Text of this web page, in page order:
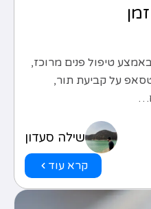
טיפול פנים מרוכז,
על קביעת תור,
קרא עוד
שילה סעדון